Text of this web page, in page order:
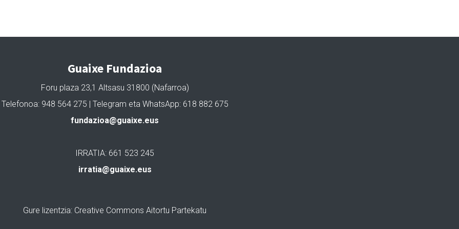
Guaixe Fundazioa
Foru plaza 23,1 Altsasu 31800 (Nafarroa)
Telefonoa: 948 564 275 | Telegram eta WhatsApp: 618 882 675
fundazioa@guaixe.eus
IRRATIA: 661 523 245
irratia@guaixe.eus
Gure lizentzia: Creative Commons Aitortu Partekatu